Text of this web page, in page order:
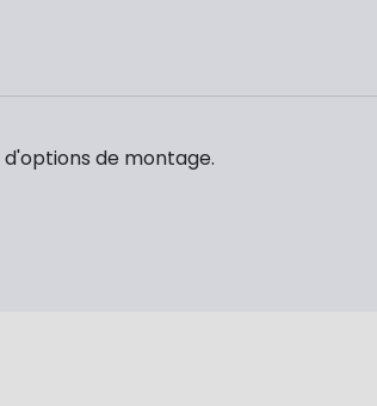
de montage.